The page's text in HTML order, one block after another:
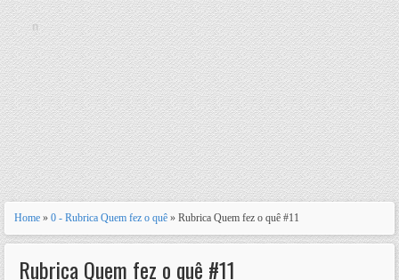
n
Home » 0 - Rubrica Quem fez o quê » Rubrica Quem fez o quê #11
Rubrica Quem fez o quê #11